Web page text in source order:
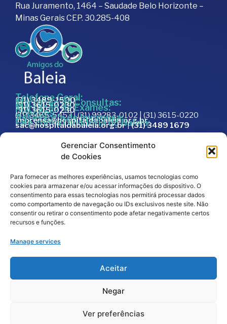
Gerenciar Consentimento
de Cookies
Para fornecer as melhores experiências, usamos tecnologias como
cookies para armazenar e/ou acessar informações do dispositivo. O
consentimento para essas tecnologias nos permitirá processar dados
como comportamento de navegação ou IDs exclusivos neste site. Não
consentir ou retirar o consentimento pode afetar negativamente certos
recursos e funções.
Manage services
Aceitar
Negar
Ver preferências
Rua Juramento, 1464 – Saudade Belo Horizonte –
Minas Gerais CEP. 30.285-408
Telefone Geral:
(31) 3489-1500
Marcação de Consultas:
(31) 3615-0230
Marcação de Exames:
(31) 3615-0230
Doações:
(31) 3465-5453 | (31) 99283-0102 | (31) 3615-0220
Assessoria de Imprensa:
imprensa@hospitaldabaleia.org.br
Fale com a Ouvidoria do Baleia:
sac@hospitaldabaleia.org.br|(31) 3489 1679
Trabalhe Conosco
Editais
Política de Privacidade
Código de Integridade
© Todos os direitos reservados – Hospital da